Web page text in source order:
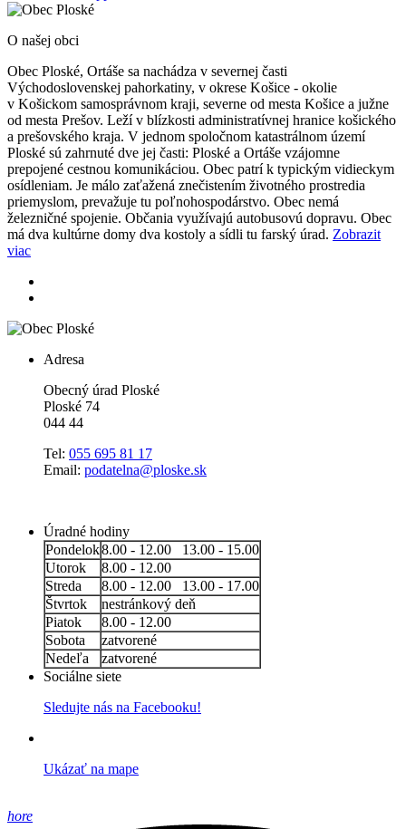
O našej obci
Obec Ploské, Ortáše sa nachádza v severnej časti
Východoslovenskej pahorkatiny, v okrese Košice - okolie
v Košickom samosprávnom kraji, severne od mesta Košice a južne
od mesta Prešov. Leží v blízkosti administratívnej hranice košického
a prešovského kraja. V jednom spoločnom katastrálnom území
Ploské sú zahrnuté dve jej časti: Ploské a Ortáše vzájomne
prepojené cestnou komunikáciou. Obec patrí k typickým vidieckym
osídleniam. Je málo zaťažená znečistením životného prostredia
priemyslom, prevažuje tu poľnohospodárstvo. Obec nemá
železničné spojenie. Občania využívajú autobusovú dopravu. Obec
má dva kultúrne domy dva kostoly a sídli tu farský úrad. Zobrazit
viac
Adresa
Obecný úrad Ploské
Ploské 74
044 44
Tel: 055 695 81 17
Email: podatelna@ploske.sk
Úradné hodiny
Pondelok8.00 - 12.00 13.00 - 15.00
Utorok
8.00 - 12.00
Streda
8.00 - 12.00 13.00 - 17.00
Štvrtok
nestránkový deň
Piatok
8.00 - 12.00
Sobota
zatvorené
Nedeľa
zatvorené
Sociálne siete
Sledujte nás na Facebooku!
Ukázať na mape
hore